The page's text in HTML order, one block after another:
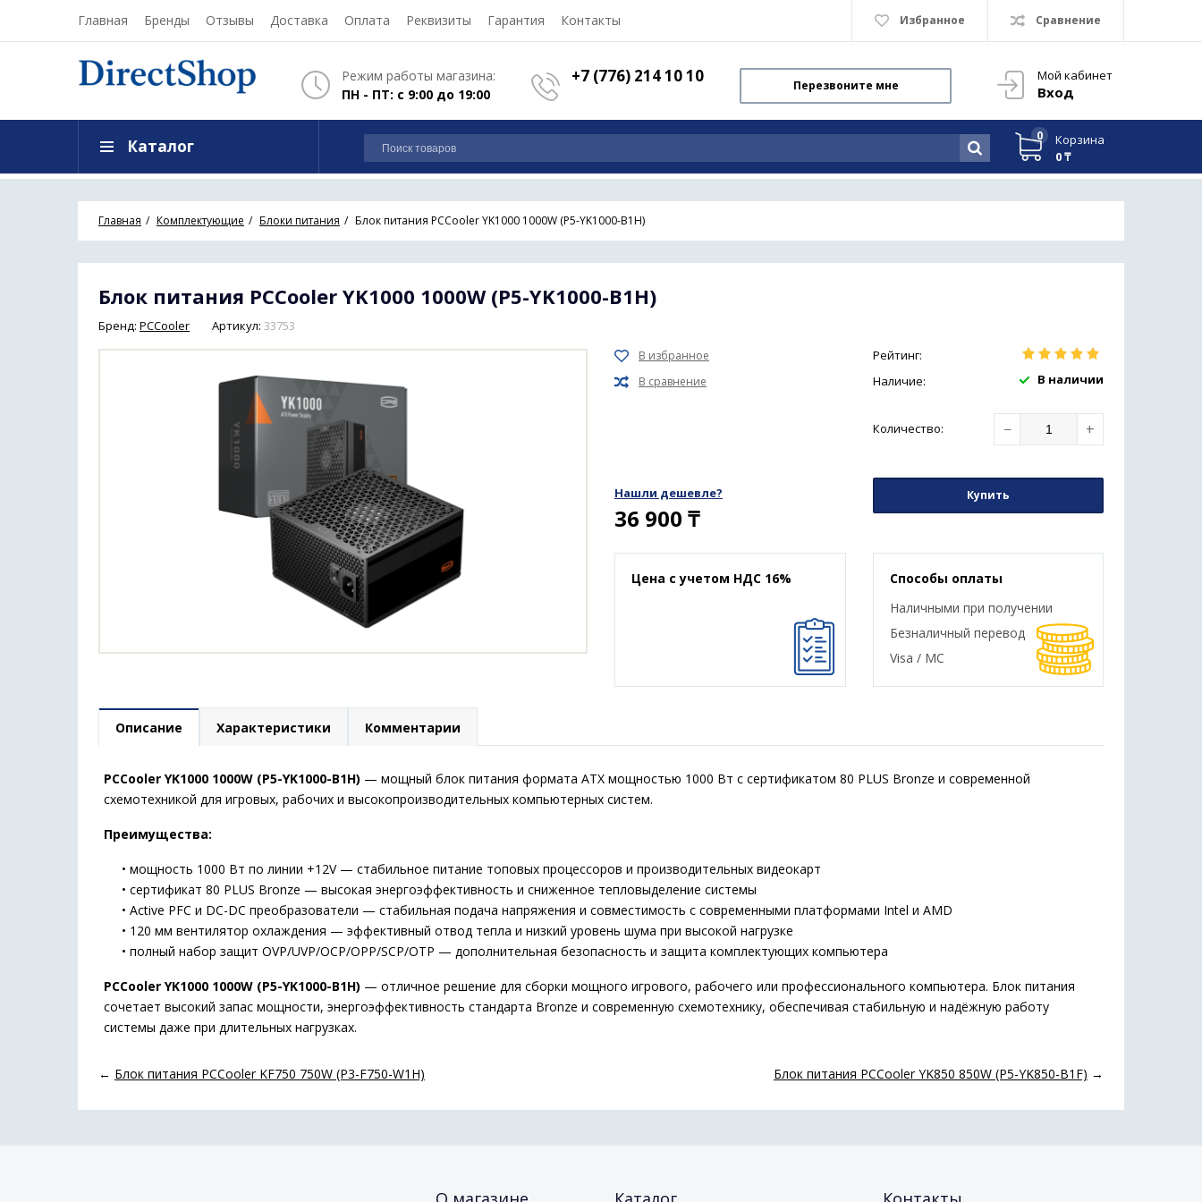
Главная Бренды Отзывы Доставка Оплата Реквизиты Гарантия Контакты Избранное Сравнение
Мой кабинет
Вход
Режим работы магазина:
ПН - ПТ: с 9:00 до 19:00
+7 (776) 214 10 10 Перезвоните мне
0
Корзина
0 ₸
Каталог
Главная Комплектующие Блоки питания Блок питания PCCooler YK1000 1000W (P5-YK1000-B1H)
Блок питания PCCooler YK1000 1000W (P5-YK1000-B1H)
Бренд: PCCooler Артикул: 33753
Рейтинг:
Наличие:
В наличии
Количество: − +
Нашли дешевле?
36 900 ₸
Купить
Цена с учетом НДС 16%
Способы оплаты
Наличными при получении
Безналичный перевод
Visa / MC
Описание Характеристики Комментарии
PCCooler YK1000 1000W (P5-YK1000-B1H) — мощный блок питания формата ATX мощностью 1000 Вт с сертификатом 80 PLUS Bronze и современной
схемотехникой для игровых, рабочих и высокопроизводительных компьютерных систем.
Преимущества:
• мощность 1000 Вт по линии +12V — стабильное питание топовых процессоров и производительных видеокарт
• сертификат 80 PLUS Bronze — высокая энергоэффективность и сниженное тепловыделение системы
• Active PFC и DC-DC преобразователи — стабильная подача напряжения и совместимость с современными платформами Intel и AMD
• 120 мм вентилятор охлаждения — эффективный отвод тепла и низкий уровень шума при высокой нагрузке
• полный набор защит OVP/UVP/OCP/OPP/SCP/OTP — дополнительная безопасность и защита комплектующих компьютера
PCCooler YK1000 1000W (P5-YK1000-B1H) — отличное решение для сборки мощного игрового, рабочего или профессионального компьютера. Блок питания
сочетает высокий запас мощности, энергоэффективность стандарта Bronze и современную схемотехнику, обеспечивая стабильную и надёжную работу
системы даже при длительных нагрузках.
← Блок питания PCCooler KF750 750W (P3-F750-W1H) Блок питания PCCooler YK850 850W (P5-YK850-B1F) →